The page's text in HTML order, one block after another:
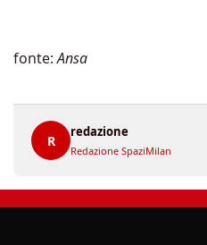
fonte:Ansa
R
redazione
Redazione SpaziMilan